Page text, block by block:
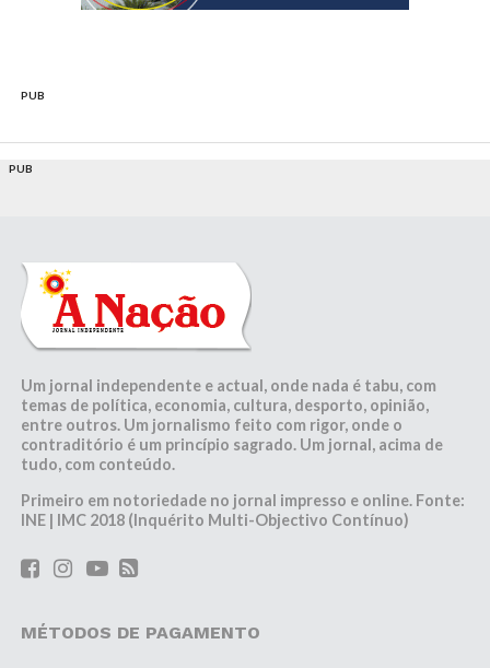
PUB
PUB
Um jornal independente e actual, onde nada é tabu, com
temas de política, economia, cultura, desporto, opinião,
entre outros. Um jornalismo feito com rigor, onde o
contraditório é um princípio sagrado. Um jornal, acima de
tudo, com conteúdo.
Primeiro em notoriedade no jornal impresso e online. Fonte:
INE | IMC 2018 (Inquérito Multi-Objectivo Contínuo)
MÉTODOS DE PAGAMENTO